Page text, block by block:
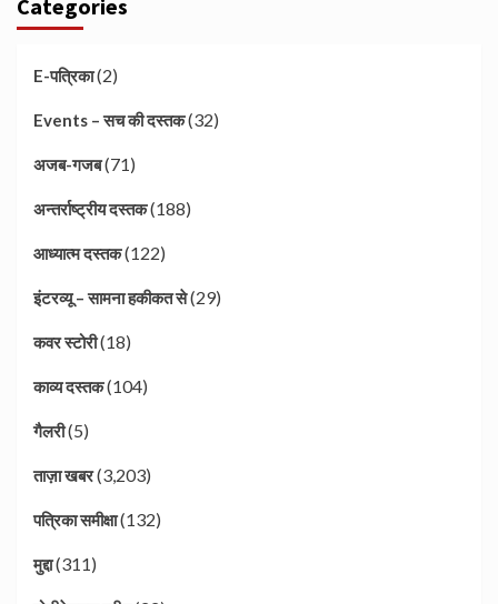
Categories
E-पत्रिका(2)
Events – सच की दस्तक(32)
अजब-गजब(71)
अन्तर्राष्ट्रीय दस्तक(188)
आध्यात्म दस्तक(122)
इंटरव्यू – सामना हकीकत से(29)
कवर स्टोरी(18)
काव्य दस्तक(104)
गैलरी(5)
ताज़ा खबर(3,203)
पत्रिका समीक्षा(132)
मुद्दा(311)